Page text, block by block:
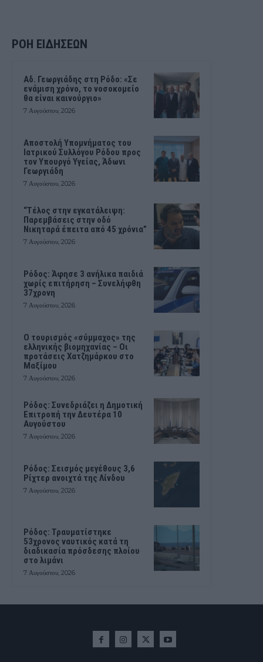
ΡΟΗ ΕΙΔΗΣΕΩΝ
Αδ. Γεωργιάδης στη Ρόδο: «Σε
ενάμιση χρόνο, το νοσοκομείο
θα είναι καινούργιο»
7 Αυγούστου, 2026
Αποστολή Υπομνήματος του
Ιατρικού Συλλόγου Ρόδου προς
τον Υπουργό Υγείας, Άδωνι
Γεωργιάδη
7 Αυγούστου, 2026
“Τέλος στην εγκατάλειψη:
Παρεμβάσεις στην οδό
Νικηταρά έπειτα από 45 χρόνια”
7 Αυγούστου, 2026
Ρόδος: Άφησε 3 ανήλικα παιδιά
χωρίς επιτήρηση – Συνελήφθη
37χρονη
7 Αυγούστου, 2026
Ο τουρισμός «σύμμαχος» της
ελληνικής βιομηχανίας – Οι
προτάσεις Χατζημάρκου στο
Μαξίμου
7 Αυγούστου, 2026
Ρόδος: Συνεδριάζει η Δημοτική
Επιτροπή την Δευτέρα 10
Αυγούστου
7 Αυγούστου, 2026
Ρόδος: Σεισμός μεγέθους 3,6
Ρίχτερ ανοιχτά της Λίνδου
7 Αυγούστου, 2026
Ρόδος: Τραυματίστηκε
53χρονος ναυτικός κατά τη
διαδικασία πρόσδεσης πλοίου
στο λιμάνι
7 Αυγούστου, 2026